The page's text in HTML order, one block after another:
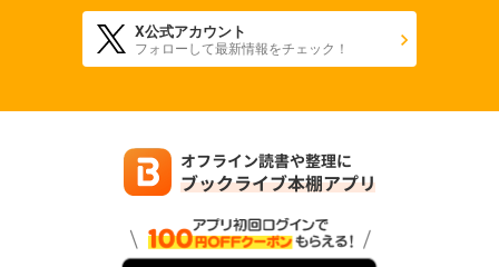
X公式アカウント
フォローして最新情報をチェック！